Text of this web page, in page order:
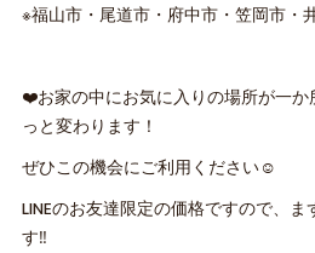
※福山市・尾道市・府中市・笠岡市・
❤️お家の中にお気に入りの場所が一か
っと変わります！
ぜひこの機会にご利用ください☺️
LINEのお友達限定の価格ですので、
す‼️